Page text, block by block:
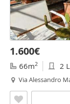
1.600€
66m2 2
Via Alessandro